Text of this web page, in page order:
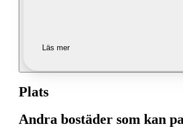
Läs mer
Plats
Andra bostäder som kan